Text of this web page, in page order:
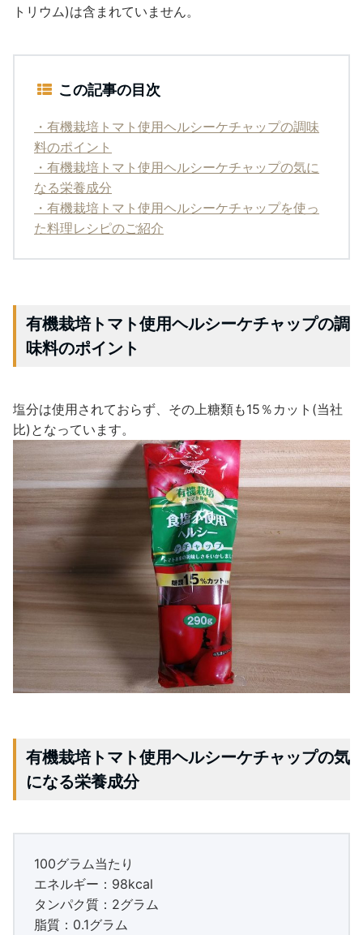
トリウム)は含まれていません。
この記事の目次
・有機栽培トマト使用ヘルシーケチャップの調味
料のポイント
・有機栽培トマト使用ヘルシーケチャップの気に
なる栄養成分
・有機栽培トマト使用ヘルシーケチャップを使っ
た料理レシピのご紹介
有機栽培トマト使用ヘルシーケチャップの調
味料のポイント
塩分は使用されておらず、その上糖類も15％カット(当社
比)となっています。
有機栽培トマト使用ヘルシーケチャップの気
になる栄養成分
100グラム当たり
エネルギー：98kcal
タンパク質：2グラム
脂質：0.1グラム